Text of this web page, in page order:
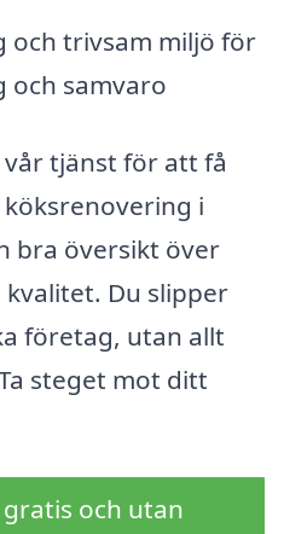
och trivsam miljö för
och samvaro
tjänst för att få
i
bra översikt över
Du slipper
företag, utan allt
steget mot ditt
och utan